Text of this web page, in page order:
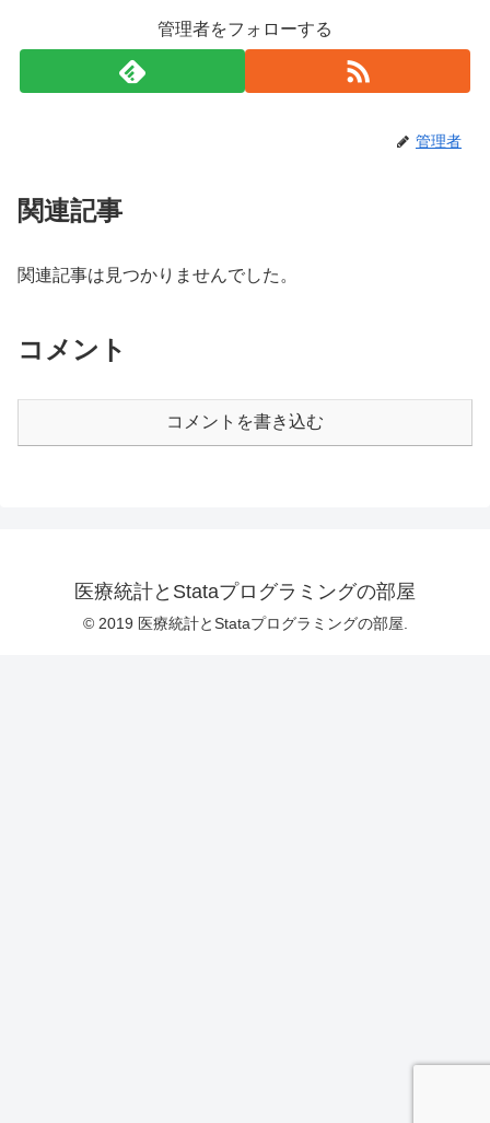
管理者をフォローする
管理者
関連記事
関連記事は見つかりませんでした。
コメント
コメントを書き込む
医療統計とStataプログラミングの部屋
© 2019 医療統計とStataプログラミングの部屋.